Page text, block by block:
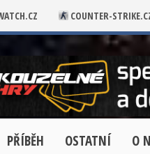
COUNTER-
PŘÍBĚH OSTATNÍ O